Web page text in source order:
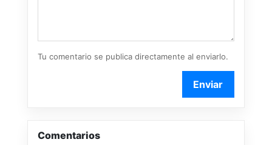
Tu comentario se publica directamente al enviarlo.
Enviar
Comentarios